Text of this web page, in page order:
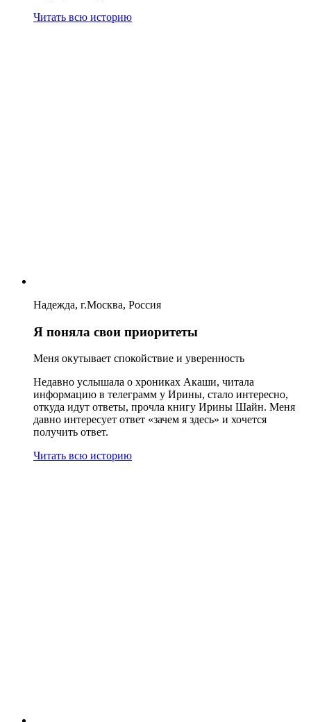
Читать всю историю
Надежда, г.Москва, Россия
Я поняла свои приоритеты
Меня окутывает спокойствие и уверенность
Недавно услышала о хрониках Акаши, читала
информацию в телеграмм у Ирины, стало интересно,
откуда идут ответы, прочла книгу Ирины Шайн. Меня
давно интересует ответ «зачем я здесь» и хочется
получить ответ.
Читать всю историю